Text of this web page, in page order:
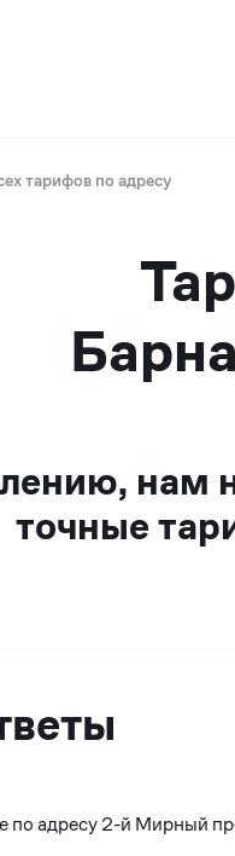
тарифов по адресу
нам
точные
по адресу 2-й Мирный